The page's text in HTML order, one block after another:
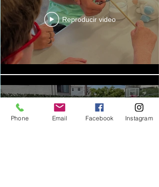
Reproducir video
Phone Email Facebook Instagram